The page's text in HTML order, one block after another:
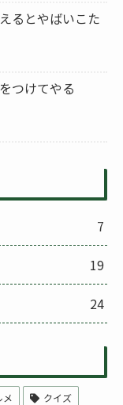
るとやばいこた
つけてやる
7
19
24
メ
クイズ